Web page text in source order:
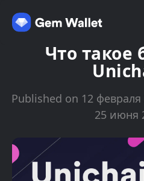
Что такое
Published on 12 февраля
25 июня